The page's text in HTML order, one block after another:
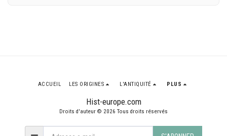
Hist-europe.com
Droits d'auteur © 2026 Tous droits réservés
ACCUEIL LES ORIGINES L'ANTIQUITÉ PLUS